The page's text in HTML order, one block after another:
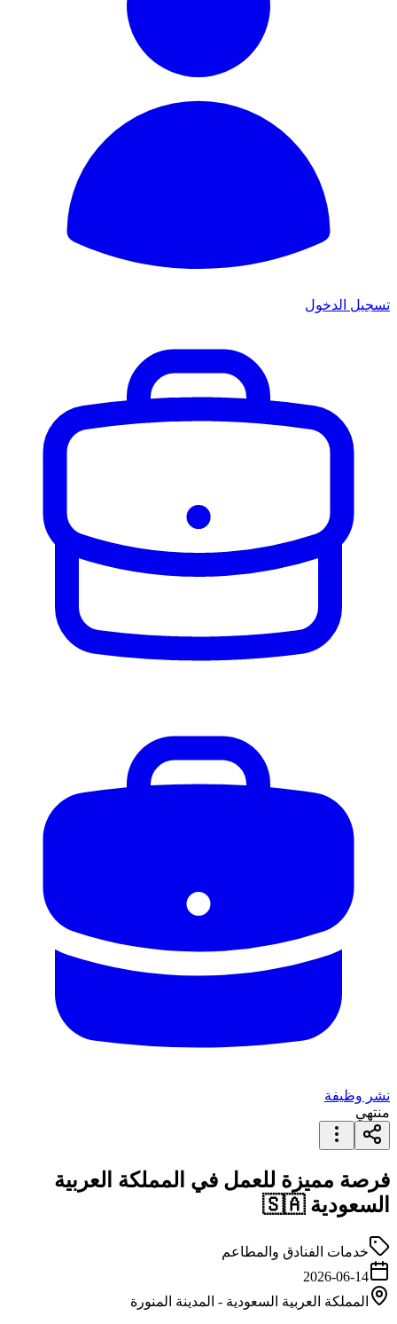
تسجيل الدخول
نشر وظيفة
منتهي
فرصة مميزة للعمل في المملكة العربية
السعودية 🇸🇦
خدمات الفنادق والمطاعم
2026-06-14
المملكة العربية السعودية - المدينة المنورة